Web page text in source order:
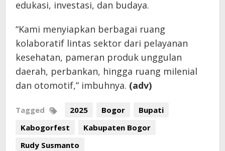
edukasi, investasi, dan budaya.
“Kami menyiapkan berbagai ruang
kolaboratif lintas sektor dari pelayanan
kesehatan, pameran produk unggulan
daerah, perbankan, hingga ruang milenial
dan otomotif,” imbuhnya. (adv)
Tagged 2025 Bogor
Bupati
Kabogorfest
Kabupaten Bogor
Rudy Susmanto